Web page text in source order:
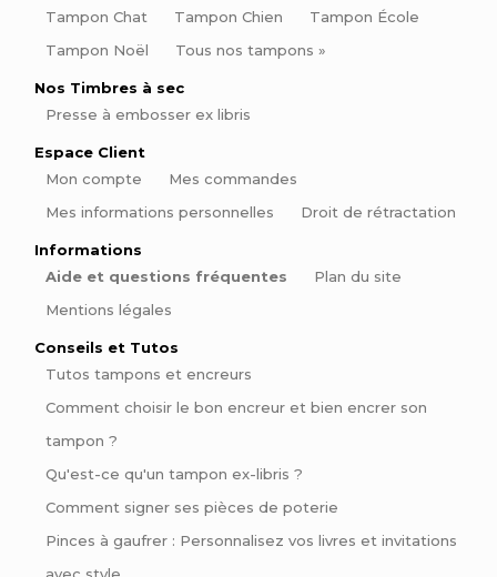
Tampon Chat
Tampon Chien
Tampon École
Tampon Noël
Tous nos tampons »
Nos Timbres à sec
Presse à embosser ex libris
Espace Client
Mon compte
Mes commandes
Mes informations personnelles
Droit de rétractation
Informations
Aide et questions fréquentes
Plan du site
Mentions légales
Conseils et Tutos
Tutos tampons et encreurs
Comment choisir le bon encreur et bien encrer son
tampon ?
Qu'est-ce qu'un tampon ex-libris ?
Comment signer ses pièces de poterie
Pinces à gaufrer : Personnalisez vos livres et invitations
avec style
Inscrivez-vous à notre newsletter